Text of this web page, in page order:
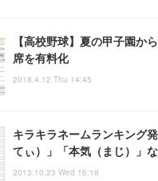
【高校野球】夏の甲子園か
席を有料化
2018.4.12 Thu 14:45
キラキラネームランキング
てぃ）」「本気（まじ）」
2013.10.23 Wed 16:18